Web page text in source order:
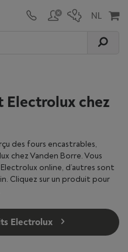
chez
des fours encastrables,
chez Vanden Borre. Vous
online, d’autres sont
Cliquez sur un produit pour
Electrolux